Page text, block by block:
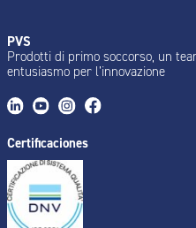
PVS
Prodotti di primo soccorso, un
entusiasmo per l’innovazione
Certificaciones